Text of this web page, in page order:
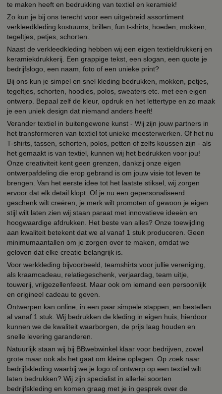
te maken heeft en bedrukking van textiel en keramiek!
Zo kun je bij ons terecht voor een uitgebreid assortiment
verkleedkleding kostuums, brillen, fun t-shirts, hoeden, mokken,
tegeltjes, petjes, schorten.
Naast de verkleedkleding hebben wij een eigen textieldrukkerij en
keramiekdrukkerij. Een grappige tekst, een slogan, een quote je
bedrijfslogo, een naam, foto of een unieke print?
Bij ons kun je simpel en snel kleding bedrukken, mokken, petjes,
tegeltjes, schorten, hoodies, polos, sweaters etc. met een eigen
ontwerp. Bepaal zelf de kleur, opdruk en het lettertype en zo maak
je een uniek design dat niemand anders heeft!
Verander textiel in buitengewone kunst - Wij zijn jouw partners in
het transformeren van textiel tot unieke meesterwerken. Of het nu
T-shirts, tassen, schorten, polos, petten of zelfs koussen zijn - als
het gemaakt is van textiel, kunnen wij het bedrukken voor jou!
Onze creativiteit kent geen grenzen, dankzij onze eigen
ontwerpafdeling die erop gebrand is om jouw visie tot leven te
brengen. Van het eerste idee tot het laatste stiksel, wij zorgen
ervoor dat elk detail klopt. Of je nu een gepersonaliseerd
geschenk wilt creëren, je merk wilt promoten of gewoon je eigen
stijl wilt laten zien wij staan paraat met innovatieve ideeën en
hoogwaardige afdrukken. Het beste van alles? Onze toewijding
aan kwaliteit betekent dat we al vanaf 1 stuk produceren. Geen
minimumaantallen om je zorgen over te maken, omdat we
geloven dat elke creatie belangrijk is.
Voor werkkleding bijvoorbeeld, teamshirts voor jullie vereniging,
als kraamcadeau, relatiegeschenk, verjaardag, team uitje,
touwerij, vrijgezellenfeest. Maar ook om iemand een persoonlijk
en origineel cadeau te geven.
Ontwerpen kan online, in een paar simpele stappen, en bestellen
al vanaf 1 stuk. Wij bedrukken de kleding in eigen huis, hierdoor
kunnen we de kwaliteit waarborgen, de prijs laag houden en
snelle levering garanderen.
Natuurlijk staan wij bij BBwebwinkel klaar voor bedrijven, zowel
grote maar ook als het gaat om kleine oplagen. Op zoek naar
bedrijfskleding waarbij we je logo of ontwerp op een textiel wilt
laten bedrukken? Wij zijn specialist in allerlei soorten
bedrijfskleding en komen graag met je in gesprek over de